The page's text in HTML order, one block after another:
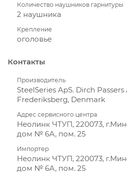
Количество наушников гарнитуры
2 наушника
Крепление
оголовье
Контакты
Производитель
SteelSeries ApS. Dirch Passers
Frederiksberg, Denmark
Адрес сервисного центра
Неолинк ЧТУП, 220073,
дом № 6А, пом. 25
Импортер
Неолинк ЧТУП, 220073,
дом № 6А, пом. 25